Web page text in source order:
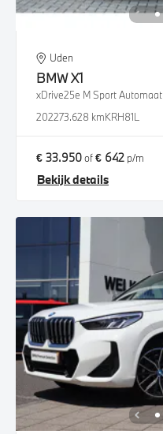
Uden
BMWX1
xDrive25e M Sport Automaat
202273.628 kmKRH81L
€ 33.950of€ 642 p/m
Bekijk details